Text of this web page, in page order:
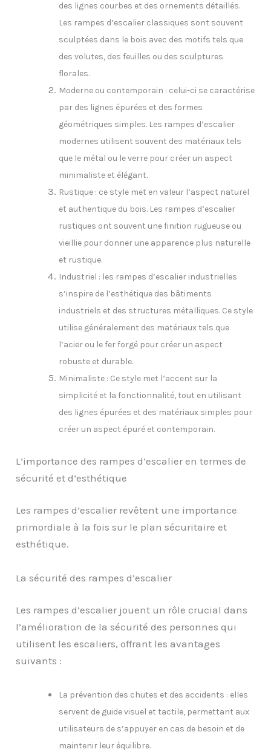
des lignes courbes et des ornements détaillés.
Les rampes d’escalier classiques sont souvent
sculptées dans le bois avec des motifs tels que
des volutes, des feuilles ou des sculptures
florales.
Moderne ou contemporain : celui-ci se caractérise
par des lignes épurées et des formes
géométriques simples. Les rampes d’escalier
modernes utilisent souvent des matériaux tels
que le métal ou le verre pour créer un aspect
minimaliste et élégant.
Rustique : ce style met en valeur l’aspect naturel
et authentique du bois. Les rampes d’escalier
rustiques ont souvent une finition rugueuse ou
vieillie pour donner une apparence plus naturelle
et rustique.
Industriel : les rampes d’escalier industrielles
s’inspire de l’esthétique des bâtiments
industriels et des structures métalliques. Ce style
utilise généralement des matériaux tels que
l’acier ou le fer forgé pour créer un aspect
robuste et durable.
Minimaliste : Ce style met l’accent sur la
simplicité et la fonctionnalité, tout en utilisant
des lignes épurées et des matériaux simples pour
créer un aspect épuré et contemporain.
L’importance des rampes d’escalier en termes de
sécurité et d’esthétique
Les rampes d’escalier revêtent une importance
primordiale à la fois sur le plan sécuritaire et
esthétique.
La sécurité des rampes d’escalier
Les rampes d’escalier jouent un rôle crucial dans
l’amélioration de la sécurité des personnes qui
utilisent les escaliers, offrant les avantages
suivants :
La prévention des chutes et des accidents : elles
servent de guide visuel et tactile, permettant aux
utilisateurs de s’appuyer en cas de besoin et de
maintenir leur équilibre.